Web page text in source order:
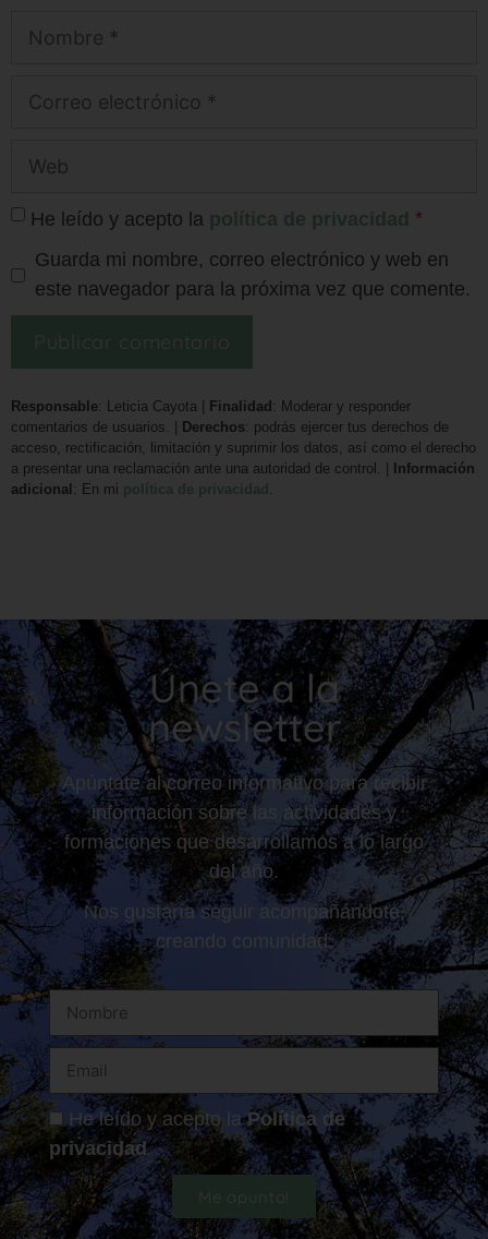
He leído y acepto la política de privacidad *
Guarda mi nombre, correo electrónico y web en
este navegador para la próxima vez que comente.
Responsable: Leticia Cayota | Finalidad : Moderar y responder
comentarios de usuarios. |
Derechos: podrás ejercer tus derechos de
acceso, rectificación, limitación y suprimir los datos, así como el derecho
a presentar una reclamación ante una autoridad de control. |
Información
adicional : En mi política de privacidad .
Únete a la
newsletter
Apúntate al correo informativo para recibir
información sobre las actividades y
formaciones que desarrollamos a lo largo
del año.
Nos gustaría seguir acompañándote,
creando comunidad.
He leído y acepto laPolítica de
privacidad
Me apunto!